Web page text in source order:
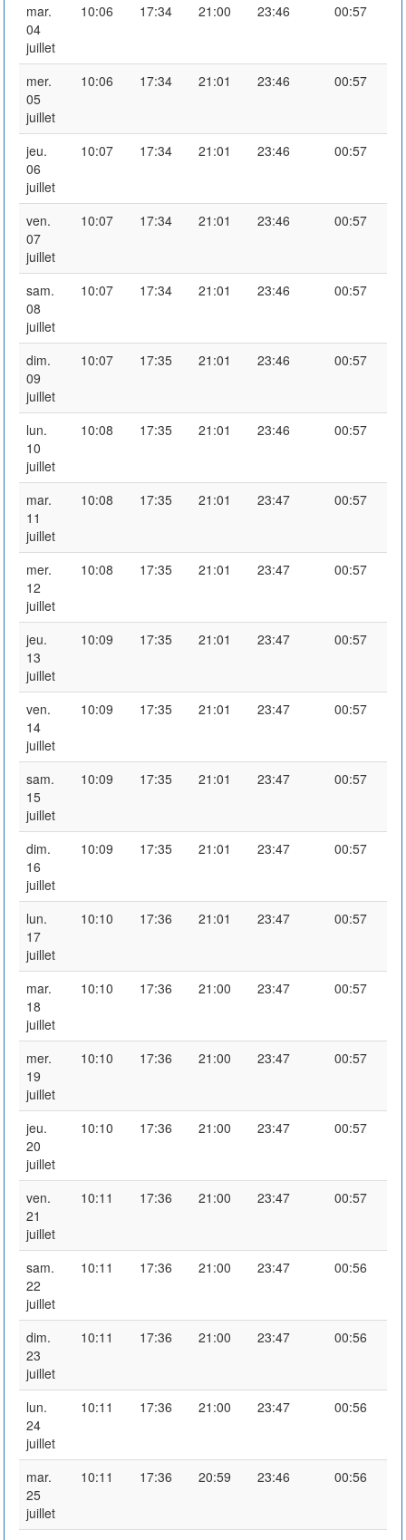
mar.
04
juillet
10:06 17:34 21:00 23:46 00:57
mer.
05
juillet
10:06 17:34 21:01 23:46 00:57
jeu.
06
juillet
10:07 17:34 21:01 23:46 00:57
ven.
07
juillet
10:07 17:34 21:01 23:46 00:57
sam.
08
juillet
10:07 17:34 21:01 23:46 00:57
dim.
09
juillet
10:07 17:35 21:01 23:46 00:57
lun.
10
juillet
10:08 17:35 21:01 23:46 00:57
mar.
11
juillet
10:08 17:35 21:01 23:47 00:57
mer.
12
juillet
10:08 17:35 21:01 23:47 00:57
jeu.
13
juillet
10:09 17:35 21:01 23:47 00:57
ven.
14
juillet
10:09 17:35 21:01 23:47 00:57
sam.
15
juillet
10:09 17:35 21:01 23:47 00:57
dim.
16
juillet
10:09 17:35 21:01 23:47 00:57
lun.
17
juillet
10:10 17:36 21:01 23:47 00:57
mar.
18
juillet
10:10 17:36 21:00 23:47 00:57
mer.
19
juillet
10:10 17:36 21:00 23:47 00:57
jeu.
20
juillet
10:10 17:36 21:00 23:47 00:57
ven.
21
juillet
10:11 17:36 21:00 23:47 00:57
sam.
22
juillet
10:11 17:36 21:00 23:47 00:56
dim.
23
juillet
10:11 17:36 21:00 23:47 00:56
lun.
24
juillet
10:11 17:36 21:00 23:47 00:56
mar.
25
juillet
10:11 17:36 20:59 23:46 00:56